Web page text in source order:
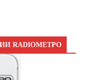
RADIOМЕТРО